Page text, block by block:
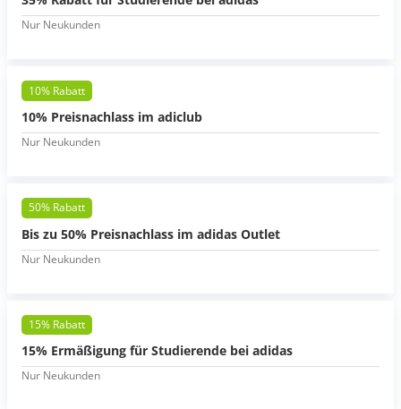
Nur Neukunden
10% Rabatt
10% Preisnachlass im adiclub
Nur Neukunden
50% Rabatt
Bis zu 50% Preisnachlass im adidas Outlet
Nur Neukunden
15% Rabatt
15% Ermäßigung für Studierende bei adidas
Nur Neukunden